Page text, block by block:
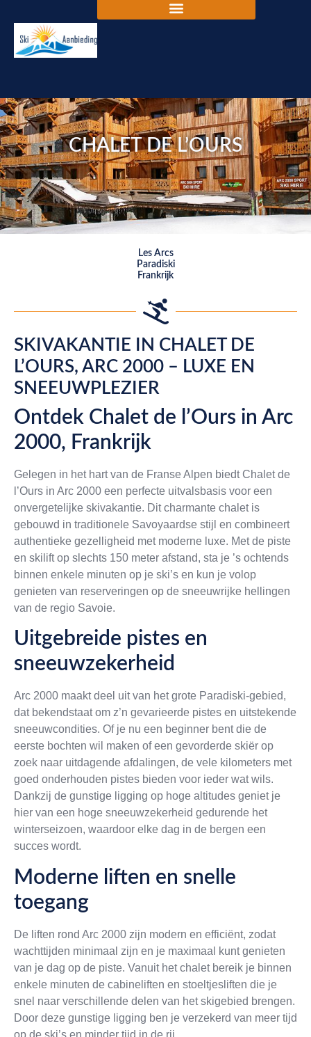
CHALET DE L’OURS
Les Arcs
Paradiski
Frankrijk
SKIVAKANTIE IN CHALET DE
L’OURS, ARC 2000 – LUXE EN
SNEEUWPLEZIER
Ontdek Chalet de l’Ours in Arc
2000, Frankrijk
Gelegen in het hart van de Franse Alpen biedt Chalet de
l’Ours in Arc 2000 een perfecte uitvalsbasis voor een
onvergetelijke skivakantie. Dit charmante chalet is
gebouwd in traditionele Savoyaardse stijl en combineert
authentieke gezelligheid met moderne luxe. Met de piste
en skilift op slechts 150 meter afstand, sta je ’s ochtends
binnen enkele minuten op je ski’s en kun je volop
genieten van reserveringen op de sneeuwrijke hellingen
van de regio Savoie.
Uitgebreide pistes en
sneeuwzekerheid
Arc 2000 maakt deel uit van het grote Paradiski-gebied,
dat bekendstaat om z’n gevarieerde pistes en uitstekende
sneeuwcondities. Of je nu een beginner bent die de
eerste bochten wil maken of een gevorderde skiër op
zoek naar uitdagende afdalingen, de vele kilometers met
goed onderhouden pistes bieden voor ieder wat wils.
Dankzij de gunstige ligging op hoge altitudes geniet je
hier van een hoge sneeuwzekerheid gedurende het
winterseizoen, waardoor elke dag in de bergen een
succes wordt.
Moderne liften en snelle
toegang
De liften rond Arc 2000 zijn modern en efficiënt, zodat
wachttijden minimaal zijn en je maximaal kunt genieten
van je dag op de piste. Vanuit het chalet bereik je binnen
enkele minuten de cabineliften en stoeltjesliften die je
snel naar verschillende delen van het skigebied brengen.
Door deze gunstige ligging ben je verzekerd van meer tijd
op de ski’s en minder tijd in de rij.